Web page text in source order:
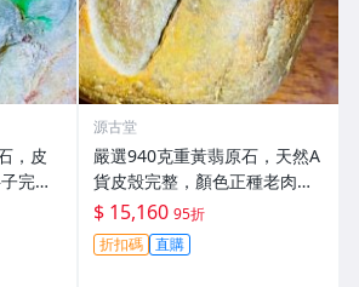
，皮
完
寬闊
佳收
A貨翡
源古堂
嚴選940克重黃翡原石，天然A
貨皮殼完整，顏色正種老肉
細，料子乾淨無裂，適合製作
手鐲或掛件，收藏佳。黃翡 翡
翠 原石
$ 15,160 95折
折扣碼 直購